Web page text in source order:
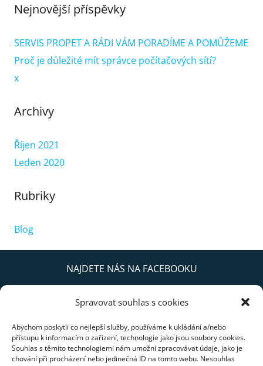
Spravovat souhlas s cookies
Abychom poskytli co nejlepší služby, používáme k ukládání a/nebo
přístupu k informacím o zařízení, technologie jako jsou soubory cookies.
Souhlas s těmito technologiemi nám umožní zpracovávat údaje, jako je
chování při procházení nebo jedinečná ID na tomto webu. Nesouhlas
Nejnovější příspěvky
SERVIS PROPET A RÁDI VÁM PORADÍME A POMŮŽEME
Proč je důležité mít správce počítačových sítí?
x
Archivy
Říjen 2021
Leden 2020
Rubriky
Blog
NAJDETE NÁS NA FACEBOOKU